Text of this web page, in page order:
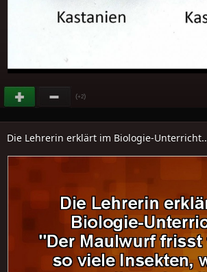
(+2)
Die Lehrerin erklärt im Biologie-Unterricht..